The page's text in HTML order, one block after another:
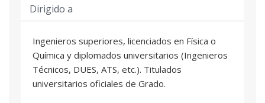
Dirigido a
Ingenieros superiores, licenciados en Física o
Química y diplomados universitarios (Ingenieros
Técnicos, DUES, ATS, etc.). Titulados
universitarios oficiales de Grado.